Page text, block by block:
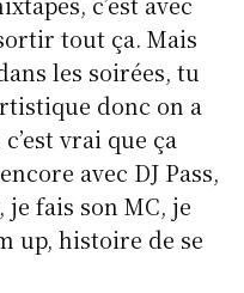
tout ça. Mais
les soirées, tu
donc on a
vrai que ça
avec DJ Pass,
fais son MC, je
up, histoire de se